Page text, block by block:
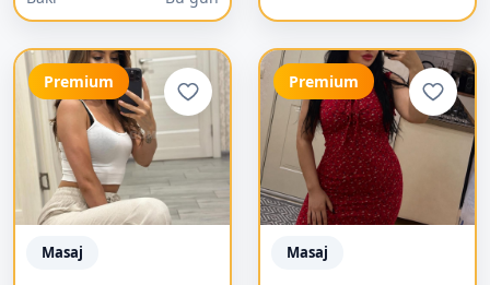
Premium
Masaj
Premium
Masaj